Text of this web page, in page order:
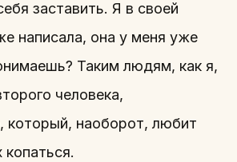
заставить. Я в своей
написала, она у меня уже
Таким людям, как я,
человека,
который, наоборот, любит